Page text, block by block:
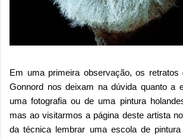
Em uma primeira observação, os retratos
Gonnord nos deixam na dúvida quanto a
uma fotografia ou de uma pintura
mas ao visitarmos a página deste artista
da técnica lembrar uma escola de